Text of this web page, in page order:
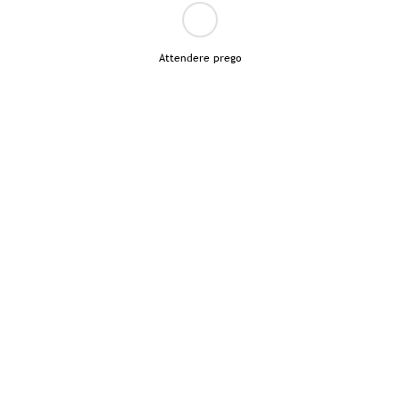
Attendere prego